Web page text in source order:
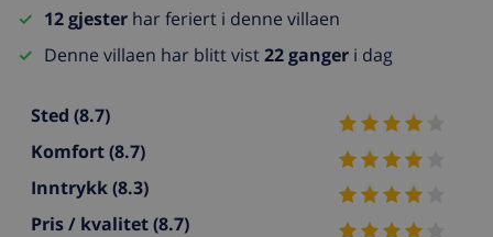
12 gjester har feriert i denne villaen
Denne villaen har blitt vist22 ganger i dag
Sted (8.7)
Komfort(8.7)
Inntrykk(8.3)
Pris / kvalitet(8.7)